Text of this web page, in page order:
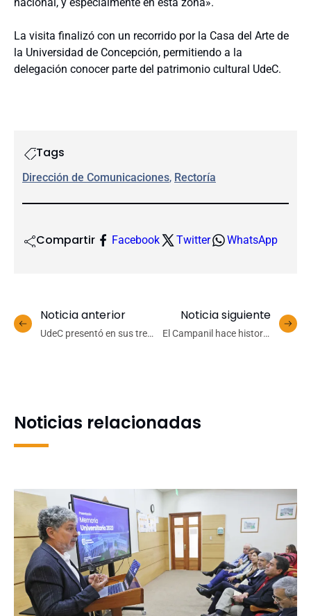
La visita finalizó con un recorrido por la Casa del Arte de
la Universidad de Concepción, permitiendo a la
delegación conocer parte del patrimonio cultural UdeC.
Tags
Dirección de Comunicaciones, Rectoría
Compartir Facebook Twitter WhatsApp
Noticia anterior
UdeC presentó en sus tres
Noticia siguiente
El Campanil hace historia
Noticias relacionadas